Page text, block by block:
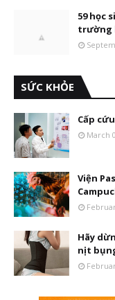
59 học
trường
SỨC KHỎE
Cấp
March
Viện
Hãy
nịt